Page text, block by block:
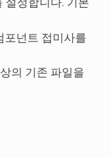
포넌트 접미사를
의 기존 파일을